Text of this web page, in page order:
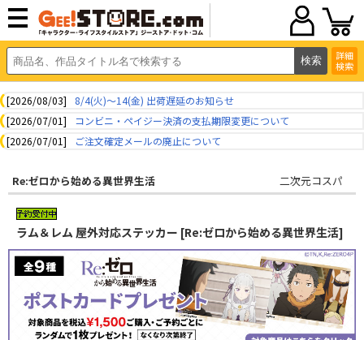
詳細
検索
[2026/08/03]
8/4(火)～14(金) 出荷遅延のお知らせ
[2026/07/01]
コンビニ・ペイジー決済の支払期限変更について
[2026/07/01]
ご注文確定メールの廃止について
Re:ゼロから始める異世界生活 二次元コスパ
ラム＆レム 屋外対応ステッカー [Re:ゼロから始める異世界生活]